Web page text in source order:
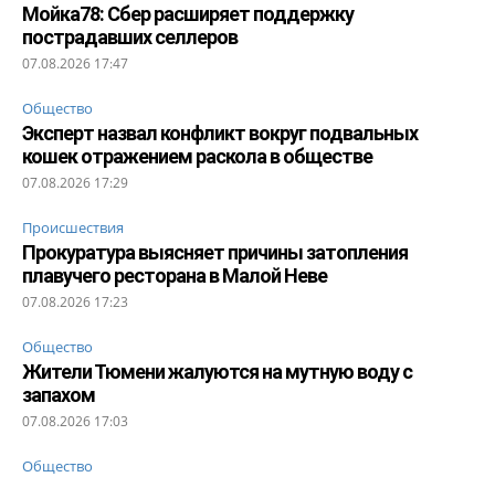
Мойка78: Сбер расширяет поддержку
пострадавших селлеров
07.08.2026 17:47
Общество
Эксперт назвал конфликт вокруг подвальных
кошек отражением раскола в обществе
07.08.2026 17:29
Происшествия
Прокуратура выясняет причины затопления
плавучего ресторана в Малой Неве
07.08.2026 17:23
Общество
Жители Тюмени жалуются на мутную воду с
запахом
07.08.2026 17:03
Общество